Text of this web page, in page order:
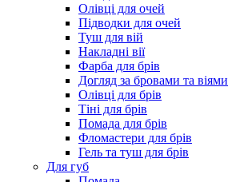
Олівці для очей
Підводки для очей
Туш для вій
Накладні вії
Фарба для брів
Догляд за бровами та віями
Олівці для брів
Тіні для брів
Помада для брів
Фломастери для брів
Гель та туш для брів
Для губ